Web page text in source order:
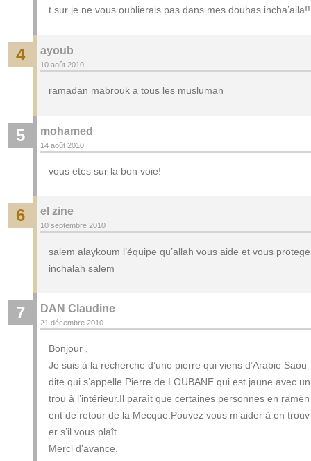
t sur je ne vous oublierais pas dans mes douhas incha’alla!!
4 ayoub
10 août 2010
ramadan mabrouk a tous les musluman
5 mohamed
14 août 2010
vous etes sur la bon voie!
6 el zine
10 septembre 2010
salem alaykoum l’équipe qu’allah vous aide et vous protege
inchalah salem
7 DAN Claudine
21 décembre 2010
Bonjour ,
Je suis à la recherche d’une pierre qui viens d’Arabie Saou
dite qui s’appelle Pierre de LOUBANE qui est jaune avec un
trou à l’intérieur.Il paraît que certaines personnes en ramèn
ent de retour de la Mecque.Pouvez vous m’aider à en trouv
er s’il vous plaît.
Merci d’avance.